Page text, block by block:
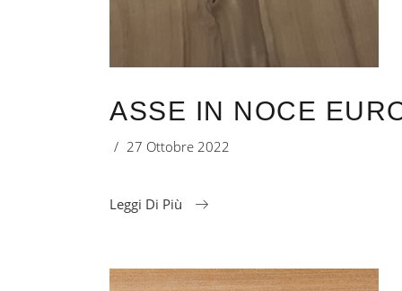
ASSE IN NOCE
27 Ottobre 2022
Leggi Di Più